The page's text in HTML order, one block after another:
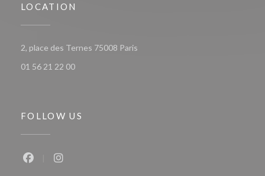
LOCATION
2, place des Ternes 75008 Paris
01 56 21 22 00
FOLLOW US